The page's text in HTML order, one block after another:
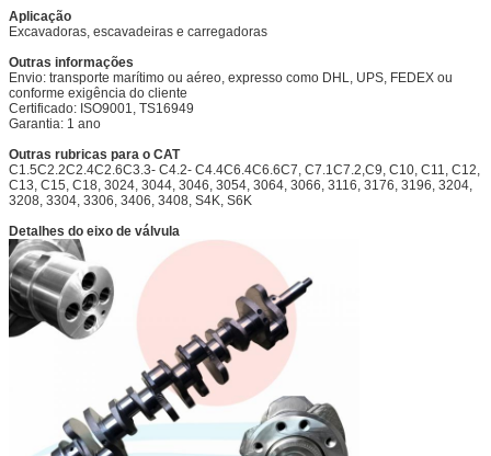
Aplicação
Excavadoras, escavadeiras e carregadoras
Outras informações
Envio: transporte marítimo ou aéreo, expresso como DHL, UPS, FEDEX ou
conforme exigência do cliente
Certificado: ISO9001, TS16949
Garantia: 1 ano
Outras rubricas para o CAT
C1.5C2.2C2.4C2.6C3.3- C4.2- C4.4C6.4C6.6C7, C7.1C7.2,C9, C10, C11, C12,
C13, C15, C18, 3024, 3044, 3046, 3054, 3064, 3066, 3116, 3176, 3196, 3204,
3208, 3304, 3306, 3406, 3408, S4K, S6K
Detalhes do eixo de válvula